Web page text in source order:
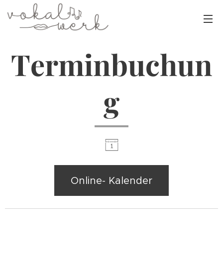
Terminbuchun
g
Online- Kalender